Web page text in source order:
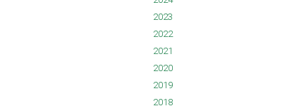
2023
2022
2021
2020
2019
2018